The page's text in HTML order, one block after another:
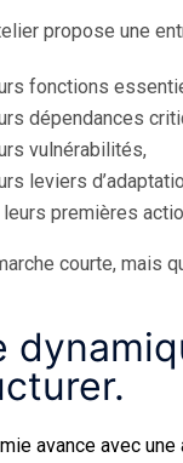
propose une
fonctions
dépendances
vulnérabilités,
leviers
premières
courte, mais
avance avec